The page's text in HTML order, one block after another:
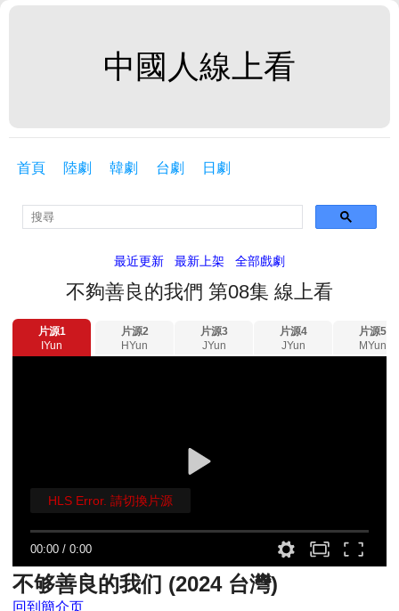
中國人線上看
首頁 陸劇 韓劇 台劇 日劇
最近更新 最新上架 全部戲劇
不夠善良的我們 第08集 線上看
片源1
IYun
片源2
HYun
片源3
JYun
片源4
JYun
片源5
MYun
00:00 /0:00
HLS Error. 請切換片源
不够善良的我们 (2024 台灣)
回到簡介页